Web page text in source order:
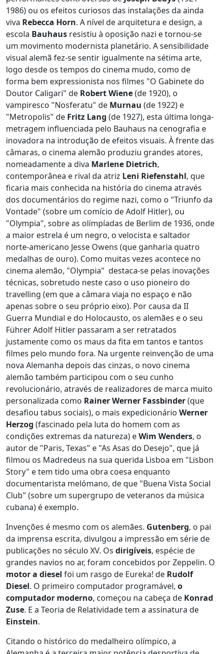
1986) ou os efeitos curiosos das instalações da ainda
viva Rebecca Horn. A nível de arquitetura e design, a
escola Bauhaus resistiu à oposição nazi e tornou-se
um movimento modernista planetário. A sensibilidade
visual alemã fez-se sentir igualmente na sétima arte,
logo desde os tempos do cinema mudo, como de
forma bem expressionista nos filmes "O Gabinete do
Doutor Caligari" de Robert Wiene(de 1920), o
vampiresco "Nosferatu" de Murnau (de 1922) e
"Metropolis" de Fritz Lang (de 1927), esta última longa-
metragem influenciada pelo Bauhaus na cenografia e
inovadora na introdução de efeitos visuais. À frente das
câmaras, o cinema alemão produziu grandes atores,
nomeadamente a diva Marlene Dietrich,
contemporânea e rival da atriz Leni Riefenstahl, que
ficaria mais conhecida na história do cinema através
dos documentários do regime nazi, como o "Triunfo da
Vontade" (sobre um comício de Adolf Hitler), ou
"Olympia", sobre as olímpíadas de Berlim de 1936, onde
a maior estrela é um negro, o velocista e saltador
norte-americano Jesse Owens (que ganharia quatro
medalhas de ouro). Como muitas vezes acontece no
cinema alemão, "Olympia" destaca-se pelas inovações
técnicas, sobretudo neste caso o uso pioneiro do
travelling (em que a câmara viaja no espaço e não
apenas sobre o seu próprio eixo). Por causa da II
Guerra Mundial e do Holocausto, os alemães e o seu
Führer Adolf Hitler passaram a ser retratados
justamente como os maus da fita em tantos e tantos
filmes pelo mundo fora. Na urgente reinvenção de uma
nova Alemanha depois das cinzas, o novo cinema
alemão também participou com o seu cunho
revolucionário, através de realizadores de marca muito
personalizada como Rainer Werner Fassbinder(que
desafiou tabus sociais), o mais expedicionário Werner
Herzog (fascinado pela luta do homem com as
condições extremas da natureza) eWim Wenders, o
autor de "Paris, Texas" e "As Asas do Desejo", que já
filmou os Madredeus na sua querida Lisboa em "Lisbon
Story" e tem tido uma obra coesa enquanto
documentarista melómano, de que "Buena Vista Social
Club" (sobre um supergrupo de veteranos da música
cubana) é exemplo.
Invenções é mesmo com os alemães. Gutenberg, o pai
da imprensa escrita, divulgou a impressão em série de
publicações no século XV. Os dirigíveis, espécie de
grandes navios no ar, foram concebidos por Zeppelin. O
motor a diesel foi um rasgo de Eureka! de Rudolf
Diesel. O primeiro computador programável, o
computador moderno, começou na cabeça de Konrad
Zuse. E a Teoria de Relatividade tem a assinatura de
Einstein.
Citando o histórico do medalheiro olímpico, a